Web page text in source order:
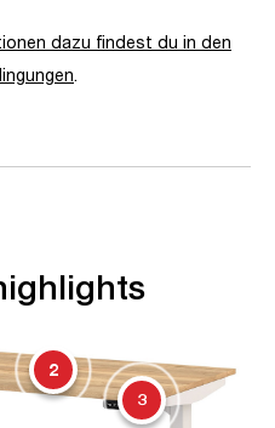
dazu findest du in den
.
2
3